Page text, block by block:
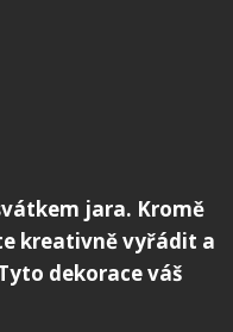
jara. Kromě
kreativně vyřádit a
dekorace váš